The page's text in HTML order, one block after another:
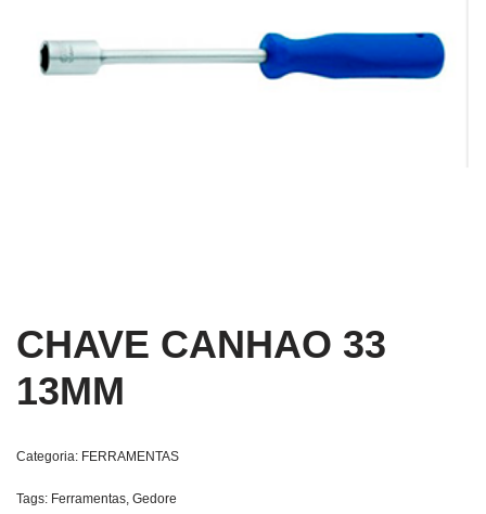
CHAVE CANHAO 33
13MM
Categoria: FERRAMENTAS
Tags: Ferramentas, Gedore